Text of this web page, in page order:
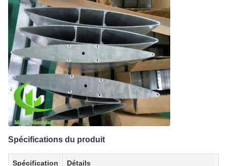
Spécifications du produit
Spécification Détails